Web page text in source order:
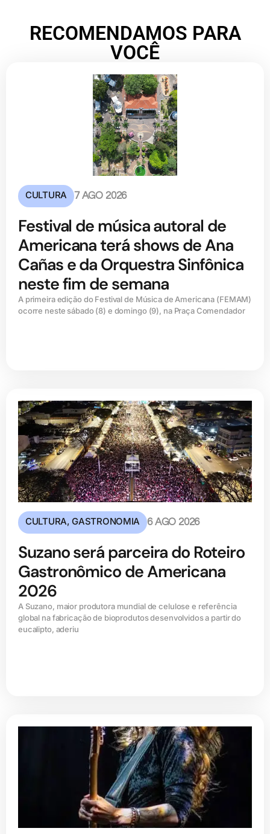
RECOMENDAMOS PARA
VOCÊ
CULTURA 7 AGO 2026
Festival de música autoral de
Americana terá shows de Ana
Cañas e da Orquestra Sinfônica
neste fim de semana
A primeira edição do Festival de Música de Americana (FEMAM)
ocorre neste sábado (8) e domingo (9), na Praça Comendador
CULTURA,GASTRONOMIA 6 AGO 2026
Suzano será parceira do Roteiro
Gastronômico de Americana
2026
A Suzano, maior produtora mundial de celulose e referência
global na fabricação de bioprodutos desenvolvidos a partir do
eucalipto, aderiu